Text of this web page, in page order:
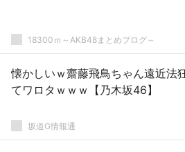
18300ｍ～AKB48まとめブログ～
懐かしいｗ齋藤飛鳥ちゃん遠近法
てワロタｗｗｗ【乃木坂46】
坂道G情報通